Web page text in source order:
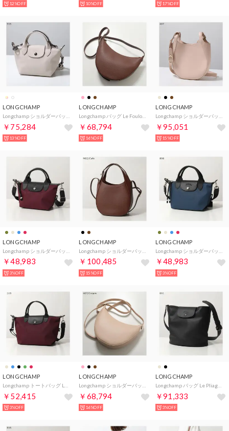
12%OFF 10%OFF 17%OFF
LONGCHAMP
Longchamp ショルダーバッグ LE PLIAGE EXTRA 1500 987 （555/Papier-アイボリー）
￥75,284
13%OFF
LONGCHAMP
Longchamp バッグ Le Foulonne S ル フローネ 10337 021 （M02/Coffe/ブラウン）
￥68,794
16%OFF
LONGCHAMP
Longchamp ショルダーバッグ Le Foulonne S 10329 021 （407/Creme-ピンクベージュ）
￥95,051
15%OFF
LONGCHAMP
￥48,983
3%OFF
LONGCHAMP
￥100,485
15%OFF
LONGCHAMP
￥48,983
3%OFF
LONGCHAMP
Longchamp トートバッグ LE PLIAGE ENERGY L1512 HSR （119/Bordeaux/ボルドー）
￥52,415
3%OFF
LONGCHAMP
Longchamp ショルダーバッグ ル フローネ S 10337 021 （407/Creme/ピンクベージュ）
￥68,794
16%OFF
LONGCHAMP
Longchamp バッグ Le Pliage Xtra M ル プリアージュ 10341 987 （001/Noir-ブラック）
￥91,333
3%OFF